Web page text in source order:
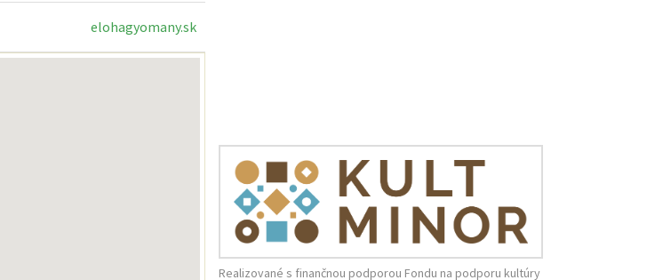
elohagyomany.sk
Realizované s finančnou podporou Fondu na podporu kultúry